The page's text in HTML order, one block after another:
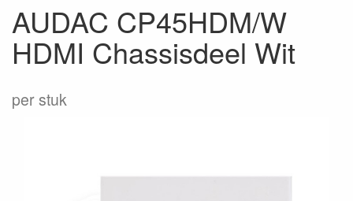
AUDAC CP45HDM/W
HDMI Chassisdeel Wit
per stuk